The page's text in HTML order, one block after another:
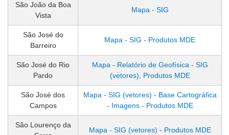
São João da Boa
Vista
Mapa - SIG
São José do
Barreiro
Mapa - SIG - Produtos MDE
São José do Rio
Pardo
Mapa - Relatório de Geofísica - SIG
(vetores), Produtos MDE
São José dos
Campos
Mapa - SIG (vetores) - Base Cartográfica
- Imagens - Produtos MDE
São Lourenço da
Mapa - SIG (vetores) - Produtos MDE